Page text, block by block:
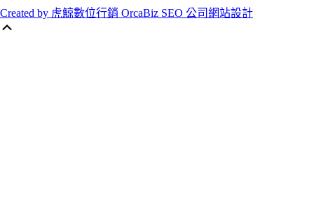
Created by 虎鯨數位行銷 OrcaBiz SEO 公司網站設計